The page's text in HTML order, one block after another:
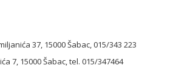
37, 15000 Šabac, 015/343 223
7, 15000 Šabac, tel. 015/347464